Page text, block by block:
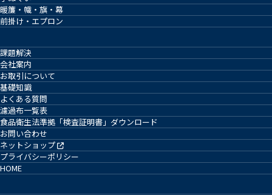
暖簾・幟・旗・幕
前掛け・エプロン
課題解決
会社案内
お取引について
基礎知識
よくある質問
濾過布一覧表
食品衛生法準拠「検査証明書」ダウンロード
お問い合わせ
ネットショップ
プライバシーポリシー
HOME